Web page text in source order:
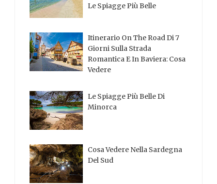
Le Spiagge Più Belle
Itinerario On The Road Di 7
Giorni Sulla Strada
Romantica E In Baviera: Cosa
Vedere
Le Spiagge Più Belle Di
Minorca
Cosa Vedere Nella Sardegna
Del Sud